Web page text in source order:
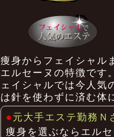
痩身からフェイシャル
エルセーヌの特徴です
ェイシャルでは今人気
は針を使わずに済む体
●元大手エステ勤務Ｎ
痩身を選ぶならエル